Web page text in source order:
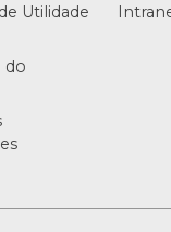
Utilidade
do